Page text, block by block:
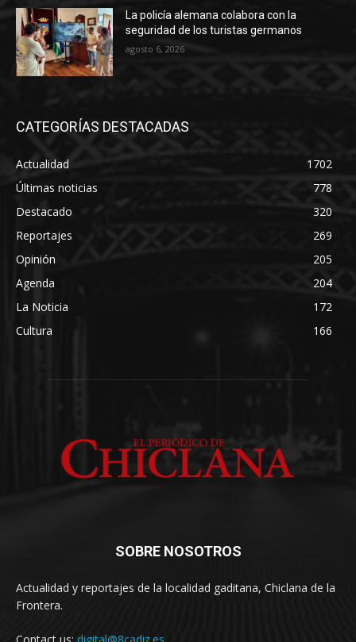
La policía alemana colabora con la
seguridad de los turistas germanos
agosto 6, 2026
CATEGORÍAS DESTACADAS
Actualidad
1702
Últimas noticias
778
Destacado
320
Reportajes
269
Opinión
205
Agenda
204
La Noticia
172
Cultura
166
SOBRE NOSOTROS
Actualidad y reportajes de la localidad gaditana, Chiclana de la
Frontera.